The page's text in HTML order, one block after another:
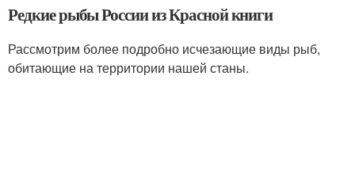
Редкие рыбы России из Красной книги
Рассмотрим более подробно исчезающие виды рыб,
обитающие на территории нашей станы.